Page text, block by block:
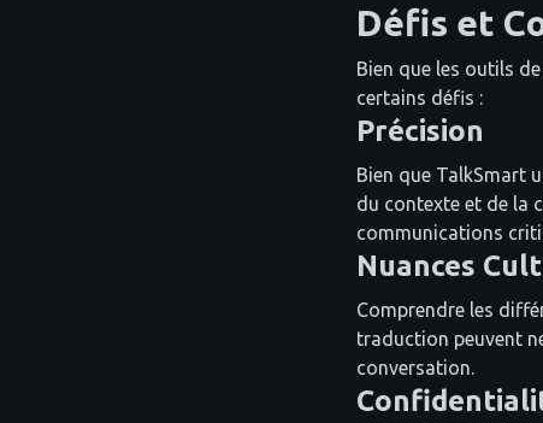
Défis et
Bien que les outils
certains défis :
Précision
Bien que TalkSmart
du contexte et de la
communications
Nuances
Comprendre les
traduction peuvent
conversation.